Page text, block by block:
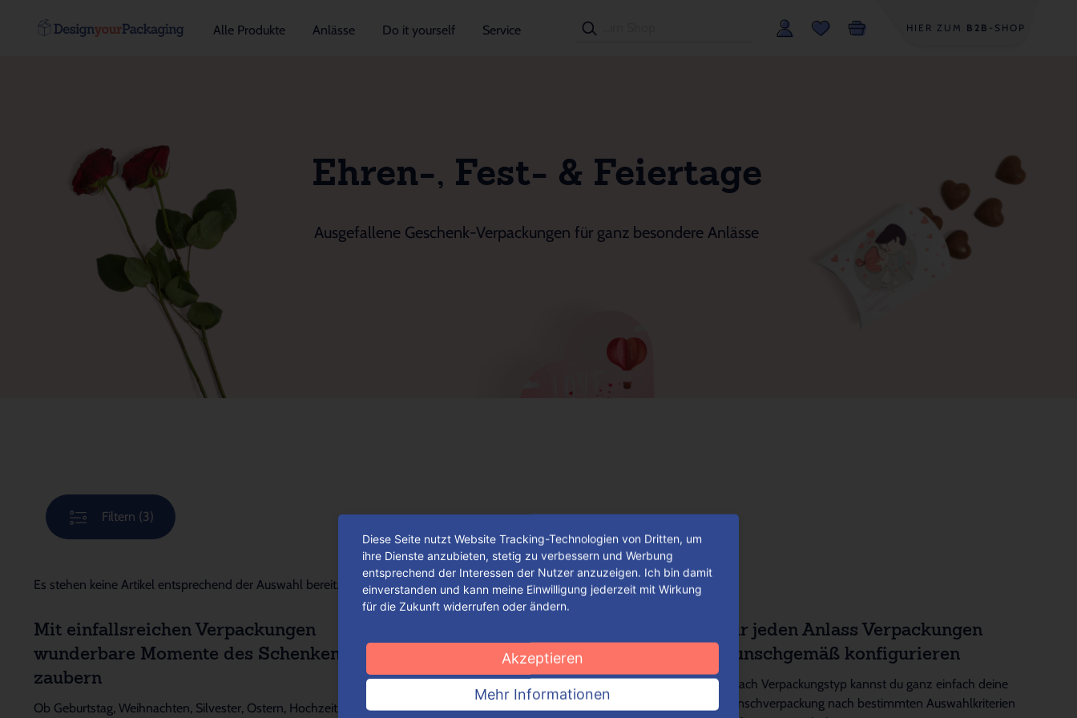
Alle Produkte Anlässe Do it yourself Service HIER ZUM B2B -SHOP
Ehren-, Fest- & Feiertage
Ausgefallene Geschenk-Verpackungen für ganz besondere Anlässe
Filtern (3)
Es stehen keine Artikel entsprechend der Auswahl bereit.
Mit einfallsreichen Verpackungen
wunderbare Momente des Schenkens
zaubern
Ob Geburtstag, Weihnachten, Silvester, Ostern, Hochzeit,
Verpackung – einfach, schnell und
komfortabel
So groß die Auswahl an ansprechenden
Für jeden Anlass Verpackungen
wunschgemäß konfigurieren
Je nach Verpackungstyp kannst du ganz einfach deine
Wunschverpackung nach bestimmten Auswahlkriterien
Diese Seite nutzt Website Tracking-Technologien von Dritten, um
ihre Dienste anzubieten, stetig zu verbessern und Werbung
entsprechend der Interessen der Nutzer anzuzeigen. Ich bin damit
einverstanden und kann meine Einwilligung jederzeit mit Wirkung
für die Zukunft widerrufen oder ändern.
Akzeptieren
Mehr Informationen